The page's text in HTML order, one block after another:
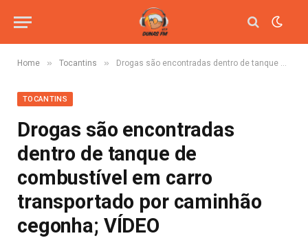
Home » Tocantins » Drogas são encontradas dentro de tanque de combustível em carro transportado por caminhão cegonha; VÍDEO
TOCANTINS
Drogas são encontradas
dentro de tanque de
combustível em carro
transportado por caminhão
cegonha; VÍDEO